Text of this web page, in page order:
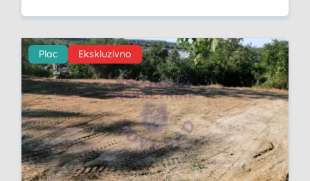
Plac Ekskluzivno